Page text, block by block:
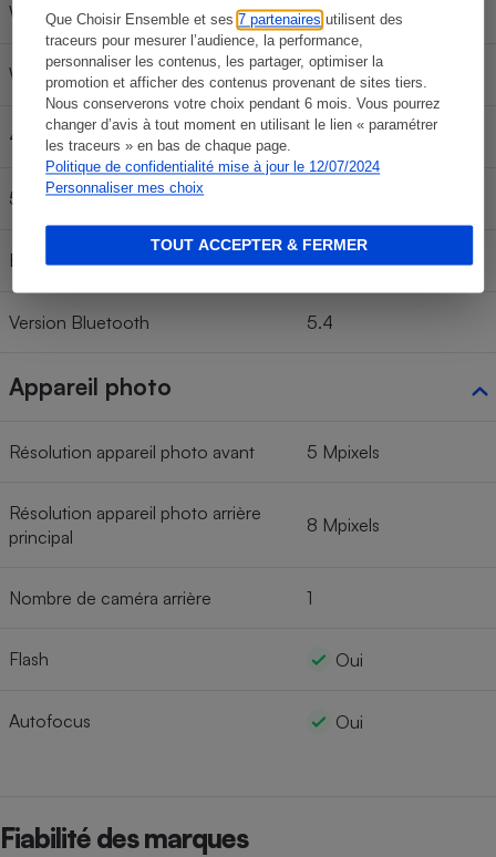
Que Choisir Ensemble et ses7 partenaires utilisent des
traceurs pour mesurer l’audience, la performance,
personnaliser les contenus, les partager, optimiser la
promotion et afficher des contenus provenant de sites tiers.
Nous conserverons votre choix pendant 6 mois. Vous pourrez
changer d’avis à tout moment en utilisant le lien « paramétrer
les traceurs » en bas de chaque page.
Politique de confidentialité mise à jour le 12/07/2024
Personnaliser mes choix
TOUT ACCEPTER & FERMER
Wi-fi 6E Non
Wi-fi 7 Non
4G Non
5G
Bluetooth Oui
Version Bluetooth 5.4
Appareil photo
Résolution appareil photo avant 5 Mpixels
Résolution appareil photo arrière
principal
8 Mpixels
Nombre de caméra arrière 1
Flash Oui
Autofocus Oui
Fiabilité des marques